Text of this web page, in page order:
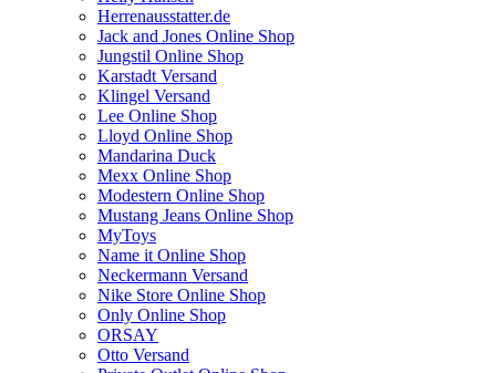
Herrenausstatter.de
Jack and Jones Online Shop
Jungstil Online Shop
Karstadt Versand
Klingel Versand
Lee Online Shop
Lloyd Online Shop
Mandarina Duck
Mexx Online Shop
Modestern Online Shop
Mustang Jeans Online Shop
MyToys
Name it Online Shop
Neckermann Versand
Nike Store Online Shop
Only Online Shop
ORSAY
Otto Versand